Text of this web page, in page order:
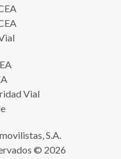
Vial
S.A.
© 2026